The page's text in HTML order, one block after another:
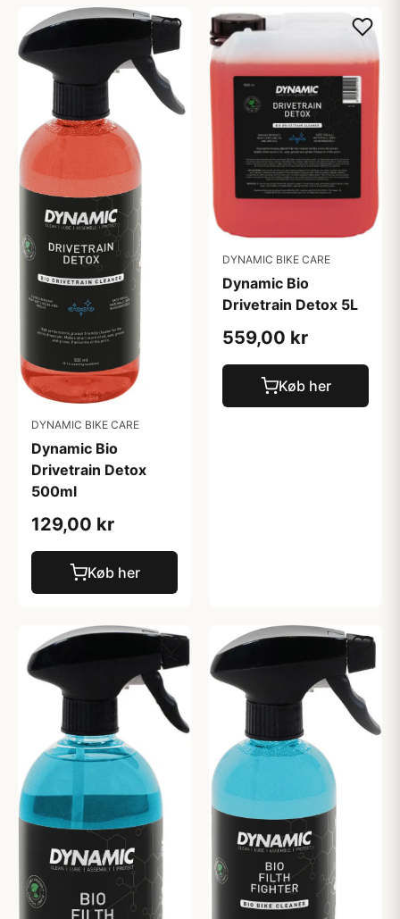
DYNAMIC BIKE CARE
Dynamic Bio
Drivetrain Detox
500ml
129,00 kr
Køb her
DYNAMIC BIKE CARE
Dynamic Bio
Drivetrain Detox 5L
559,00 kr
Køb her